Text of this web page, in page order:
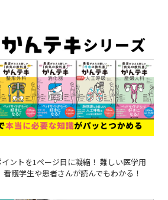
ントを1ページ目に凝縮！ 難しい医学用
護学生や患者さんが読んでもわかる！